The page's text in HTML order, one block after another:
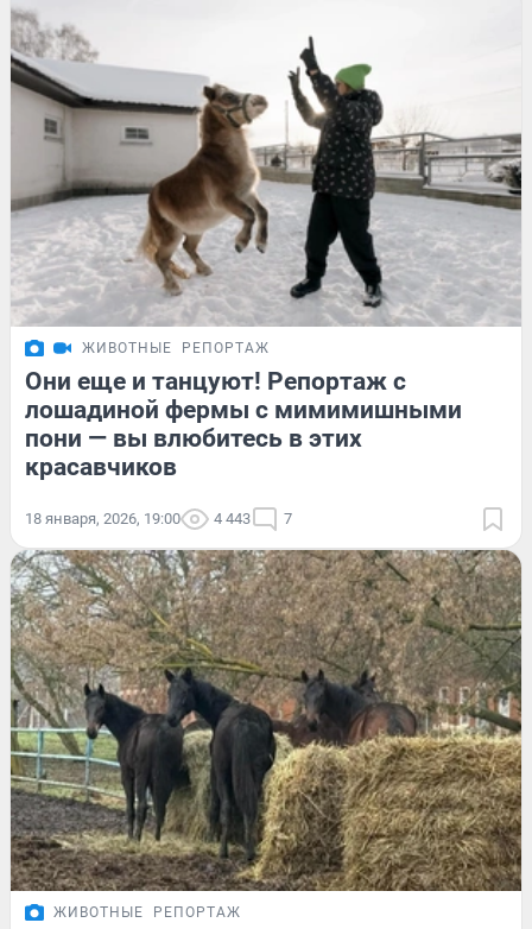
ЖИВОТНЫЕ РЕПОРТАЖ
Они еще и танцуют! Репортаж с
лошадиной фермы с мимимишными
пони — вы влюбитесь в этих
красавчиков
18 января, 2026, 19:00 4 443 7
ЖИВОТНЫЕ РЕПОРТАЖ